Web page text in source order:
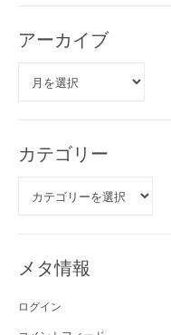
アーカイブ
カテゴリー
メタ情報
ログイン